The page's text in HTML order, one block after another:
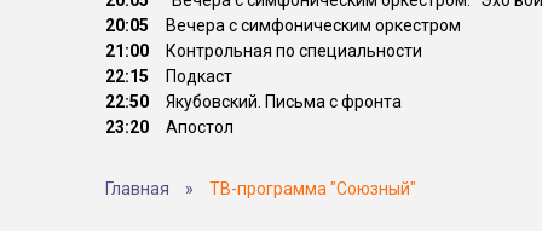
20:05
Вечера с симфоническим оркестром
21:00
Контрольная по специальности
22:15
Подкаст
22:50
Якубовский. Письма с фронта
23:20
Апостол
Главная » ТВ-программа "Союзный"